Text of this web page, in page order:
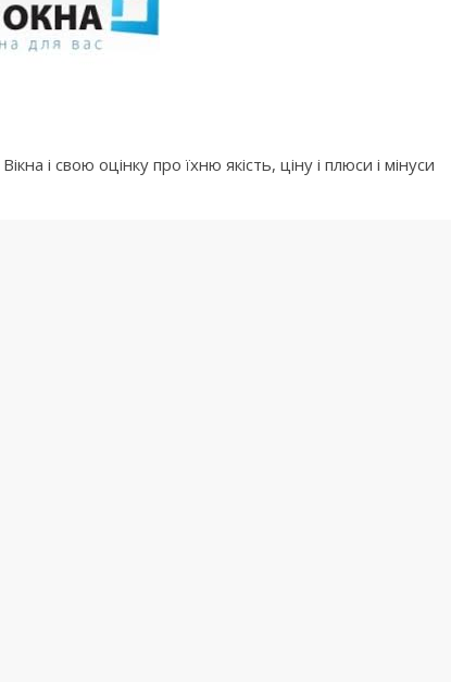
і свою оцінку про їхню якість, ціну і плюси і мінуси